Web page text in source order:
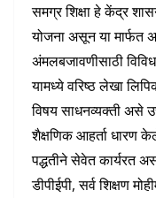
समग्र शिक्षा हे केंद्र
योजना असून या मार्फत
अंमलबजावणीसाठी
यामध्ये वरिष्ठ लेखा
विषय साधनव्यक्ती असे
शैक्षणिक आहर्ता धारण
पद्धतीने सेवेत कार्यरत
डीपीईपी, सर्व शिक्षण